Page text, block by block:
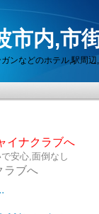
市内,市
ンなどのホテル,駅周
ナクラブへ
安心,面倒なし
ラブへ